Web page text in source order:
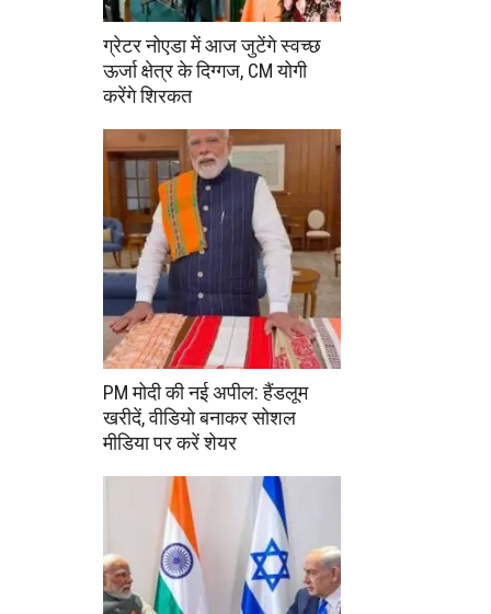
ग्रेटर नोएडा में आज जुटेंगे स्वच्छ
ऊर्जा क्षेत्र के दिग्गज, CM योगी
करेंगे शिरकत
PM मोदी की नई अपील: हैंडलूम
खरीदें, वीडियो बनाकर सोशल
मीडिया पर करें शेयर